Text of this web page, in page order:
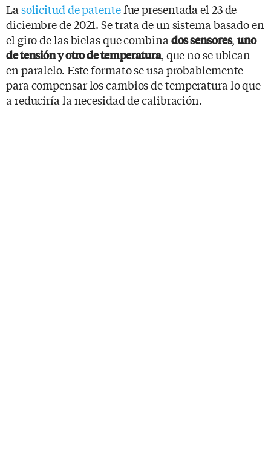
La solicitud de patentefue presentada el 23 de
diciembre de 2021. Se trata de un sistema basado en
el giro de las bielas que combina dos sensores,uno
de tensión y otro de temperatura, que no se ubican
en paralelo. Este formato se usa probablemente
para compensar los cambios de temperatura lo que
a reduciría la necesidad de calibración.